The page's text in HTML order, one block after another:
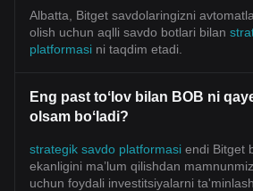
Albatta, Bitget savdolaringizni
olish uchun aqlli savdo botlari bilan
platformasi ni taqdim etadi.
Eng past toʻlov bilan BOB ni
olsam boʻladi?
strategik savdo platformasi endi Bitget
ekanligini ma’lum qilishdan
uchun foydali investitsiyalarni